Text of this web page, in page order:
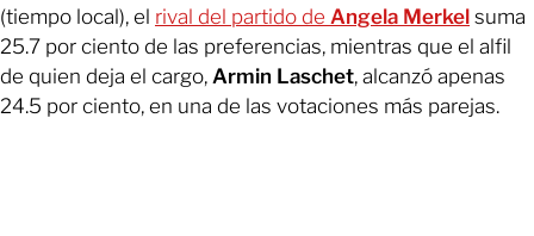
(tiempo local), el rival del partido de Angela Merkel suma
25.7 por ciento de las preferencias, mientras que el alfil
de quien deja el cargo, Armin Laschet, alcanzó apenas
24.5 por ciento, en una de las votaciones más parejas.